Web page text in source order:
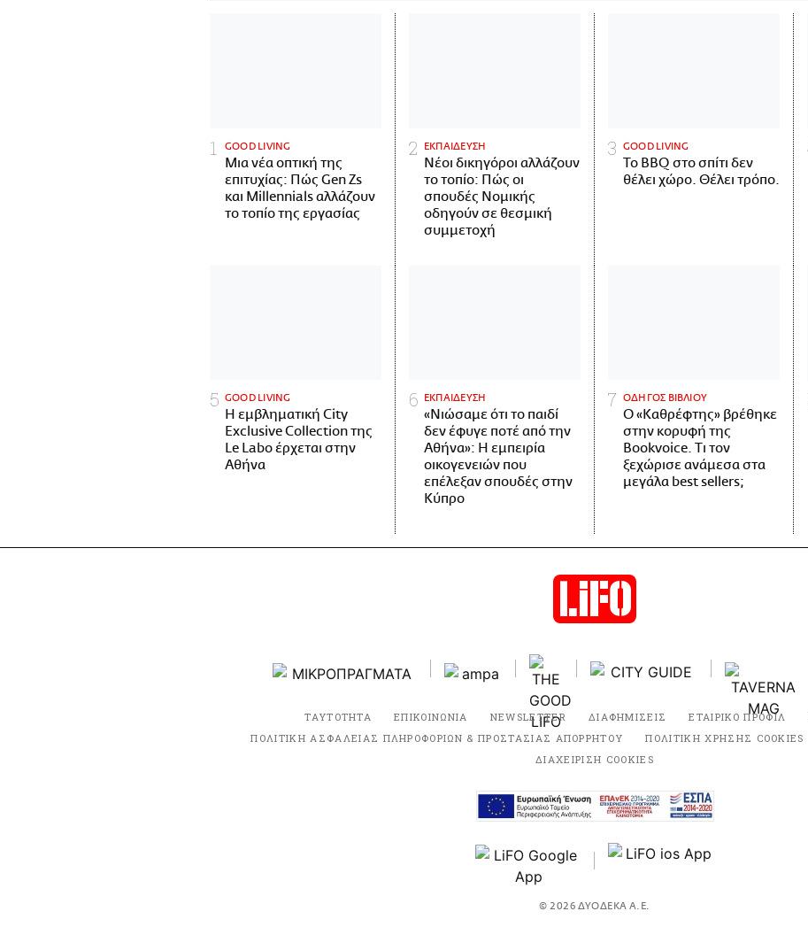
GOOD LIVING
Μια νέα οπτική της
επιτυχίας: Πώς Gen Zs
και Millennials αλλάζουν
το τοπίο της εργασίας
ΕΚΠΑΙΔΕΥΣΗ
Νέοι δικηγόροι αλλάζουν
το τοπίο: Πώς οι
σπουδές Νομικής
οδηγούν σε θεσμική
συμμετοχή
GOOD LIVING
Το BBQ στο σπίτι δεν
θέλει χώρο. Θέλει τρόπο.
GOOD LIVING
Η εμβληματική City
Exclusive Collection της
Le Labo έρχεται στην
Αθήνα
ΕΚΠΑΙΔΕΥΣΗ
«Νιώσαμε ότι το παιδί
δεν έφυγε ποτέ από την
Αθήνα»: Η εμπειρία
οικογενειών που
επέλεξαν σπουδές στην
Κύπρο
ΟΔΗΓΟΣ ΒΙΒΛΙΟΥ
Ο «Καθρέφτης» βρέθηκε
στην κορυφή της
Bookvoice. Τι τον
ξεχώρισε ανάμεσα στα
μεγάλα best sellers;
ΤΑΥΤΟΤΗΤΑ ΕΠΙΚΟΙΝΩΝΙΑ NEWSLETTER ΔΙΑΦΗΜΙΣΕΙΣ ΕΤΑΙΡΙΚΟ ΠΡΟΦΙΛ
ΠΟΛΙΤΙΚΗ ΑΣΦΑΛΕΙΑΣ ΠΛΗΡΟΦΟΡΙΩΝ & ΠΡΟΣΤΑΣΙΑΣ ΑΠΟΡΡΗΤΟΥ
ΠΟΛΙΤΙΚΗ ΧΡΗΣΗΣ COOKIES
ΔΙΑΧΕΙΡΙΣΗ COOKIES
© 2026 ΔΥΟΔΕΚΑ Α.Ε.